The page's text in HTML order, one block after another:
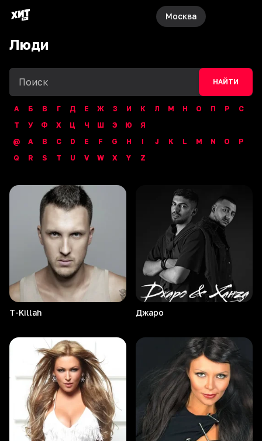
Москва
Люди
НАЙТИ
А Б В Г Д Е Ж З И К Л М Н О П Р
С
Т
У Ф Х Ц Ч Ш Э Ю
Я
@
A B C D E F G H I J K L M N O
P
Q
R S T U V W X Y Z
T-Killah Джаро